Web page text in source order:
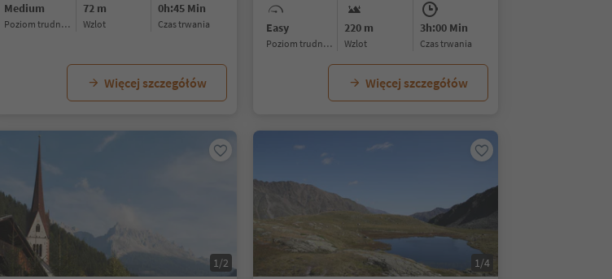
Medium
Poziom trudności
72 m
Wzlot
0h:45 Min
czas trwania
Więcej szczegółów
Easy
Poziom trudności
220 m
Wzlot
3h:00 Min
czas trwania
Więcej szczegółów
1/2 1/4